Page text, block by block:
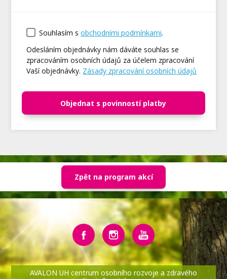
Souhlasím sobchodními podmínkami.
Odesláním objednávky nám dáváte souhlas se
zpracováním osobních údajů za účelem zpracování
Vaší objednávky. Zásady zpracování osobních údajů
Objednat s povinností platby
Zpět na program akcí
AVALON UH centrum osobního rozvoje a zdravého